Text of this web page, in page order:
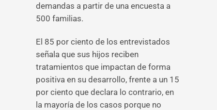
demandas a partir de una encuesta a
500 familias.
El 85 por ciento de los entrevistados
señala que sus hijos reciben
tratamientos que impactan de forma
positiva en su desarrollo, frente a un 15
por ciento que declara lo contrario, en
la mayoría de los casos porque no